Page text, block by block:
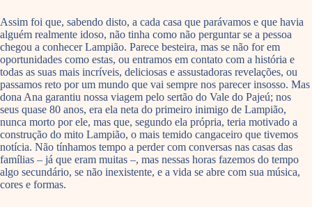
Assim foi que, sabendo disto, a cada casa que parávamos e que havia
alguém realmente idoso, não tinha como não perguntar se a pessoa
chegou a conhecer Lampião. Parece besteira, mas se não for em
oportunidades como estas, ou entramos em contato com a história e
todas as suas mais incríveis, deliciosas e assustadoras revelações, ou
passamos reto por um mundo que vai sempre nos parecer insosso. Mas
dona Ana garantiu nossa viagem pelo sertão do Vale do Pajeú; nos
seus quase 80 anos, era ela neta do primeiro inimigo de Lampião,
nunca morto por ele, mas que, segundo ela própria, teria motivado a
construção do mito Lampião, o mais temido cangaceiro que tivemos
notícia. Não tínhamos tempo a perder com conversas nas casas das
famílias – já que eram muitas –, mas nessas horas fazemos do tempo
algo secundário, se não inexistente, e a vida se abre com sua música,
cores e formas.